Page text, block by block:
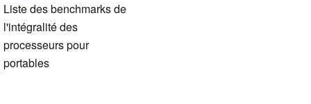
Liste des benchmarks de
l'intégralité des
processeurs pour
portables